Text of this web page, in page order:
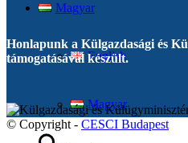
Magyar
English
Magyar
Honlapunk a Külgazdasági és
támogatásával készült.
© Copyright - CESCI Budapest